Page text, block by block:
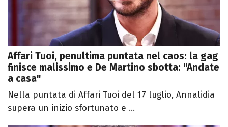
Affari Tuoi, penultima puntata nel caos: la gag
finisce malissimo e De Martino sbotta: "Andate
a casa"
Nella puntata di Affari Tuoi del 17 luglio, Annalidia
supera un inizio sfortunato e ...